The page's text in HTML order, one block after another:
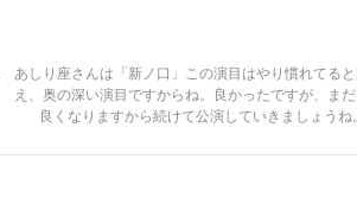
あしり座さんは「新ノ口」この演目はやり慣れてる
え、奥の深い演目ですからね。良かったですが、ま
良くなりますから続けて公演していきましょうね